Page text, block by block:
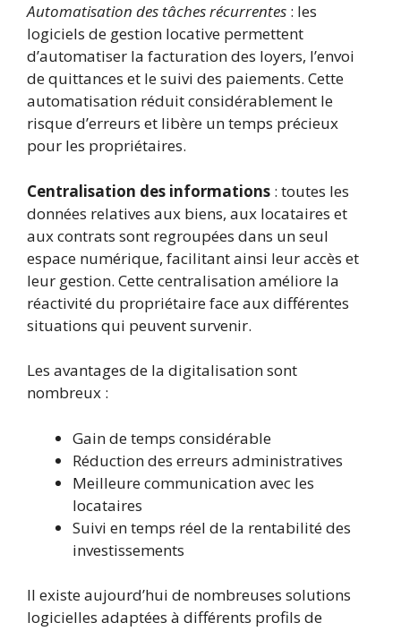
Automatisation des tâches récurrentes : les
logiciels de gestion locative permettent
d’automatiser la facturation des loyers, l’envoi
de quittances et le suivi des paiements. Cette
automatisation réduit considérablement le
risque d’erreurs et libère un temps précieux
pour les propriétaires.
Centralisation des informations : toutes les
données relatives aux biens, aux locataires et
aux contrats sont regroupées dans un seul
espace numérique, facilitant ainsi leur accès et
leur gestion. Cette centralisation améliore la
réactivité du propriétaire face aux différentes
situations qui peuvent survenir.
Les avantages de la digitalisation sont
nombreux :
Gain de temps considérable
Réduction des erreurs administratives
Meilleure communication avec les
locataires
Suivi en temps réel de la rentabilité des
investissements
Il existe aujourd’hui de nombreuses solutions
logicielles adaptées à différents profils de